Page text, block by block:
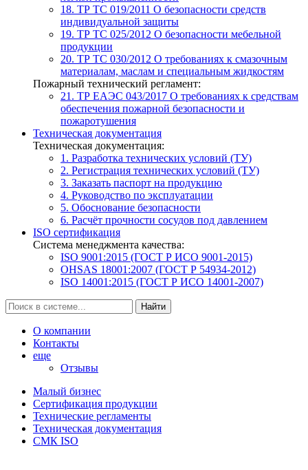
18. ТР ТС 019/2011 О безопасности средств
индивидуальной защиты
19. ТР ТС 025/2012 О безопасности мебельной
продукции
20. ТР ТС 030/2012 О требованиях к смазочным
материалам, маслам и специальным жидкостям
Пожарный технический регламент:
21. ТР ЕАЭС 043/2017 О требованиях к средствам
обеспечения пожарной безопасности и
пожаротушения
Техническая документация
Техническая документация:
1. Разработка технических условий (ТУ)
2. Регистрация технических условий (ТУ)
3. Заказать паспорт на продукцию
4. Руководство по эксплуатации
5. Обоснование безопасности
6. Расчёт прочности сосудов под давлением
ISO сертификация
Система менеджмента качества:
ISO 9001:2015 (ГОСТ Р ИСО 9001-2015)
OHSAS 18001:2007 (ГОСТ Р 54934-2012)
ISO 14001:2015 (ГОСТ Р ИСО 14001-2007)
Найти
О компании
Контакты
еще
Отзывы
Малый бизнес
Сертификация продукции
Технические регламенты
Техническая документация
СМК ISO